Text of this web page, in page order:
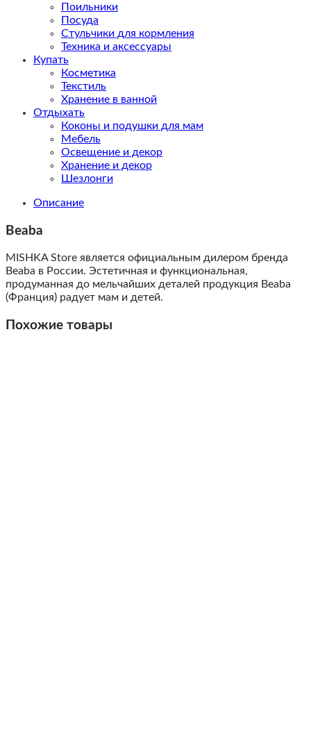
Поильники
Посуда
Стульчики для кормления
Техника и аксессуары
Купать
Косметика
Текстиль
Хранение в ванной
Отдыхать
Коконы и подушки для мам
Мебель
Освещение и декор
Хранение и декор
Шезлонги
Описание
Beaba
MISHKA Store является официальным дилером бренда
Beaba в России. Эстетичная и функциональная,
продуманная до мельчайших деталей продукция Beaba
(Франция) радует мам и детей.
Похожие товары